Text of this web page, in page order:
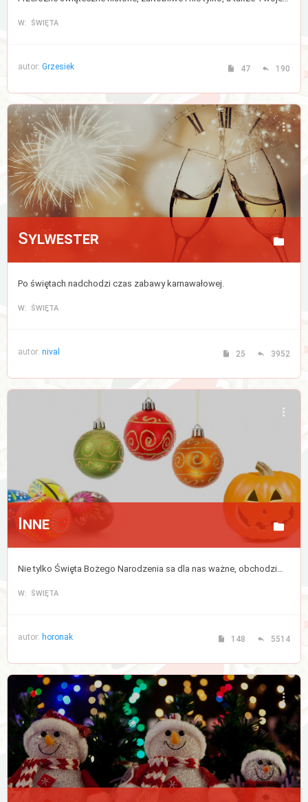
W: ŚWIĘTA
autor: Grzesiek 47 190
Sylwester
Po świętach nadchodzi czas zabawy karnawałowej.
W: ŚWIĘTA
autor: nival 25 3952
Inne
Nie tylko Święta Bożego Narodzenia sa dla nas ważne, obchodzimy także wiele innych świąt w ciągu roku.
W: ŚWIĘTA
autor: horonak 148 5514